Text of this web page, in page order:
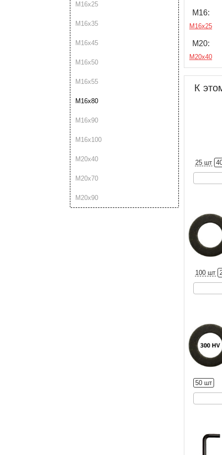
М16х25
М16х35
М16х45
М16х50
М16х55
М16х80
М16х90
М16х100
М20х40
М20х70
М20х90
М16:
М16х25
М20:
М20х40
К
25 шт
100 шт
50 шт